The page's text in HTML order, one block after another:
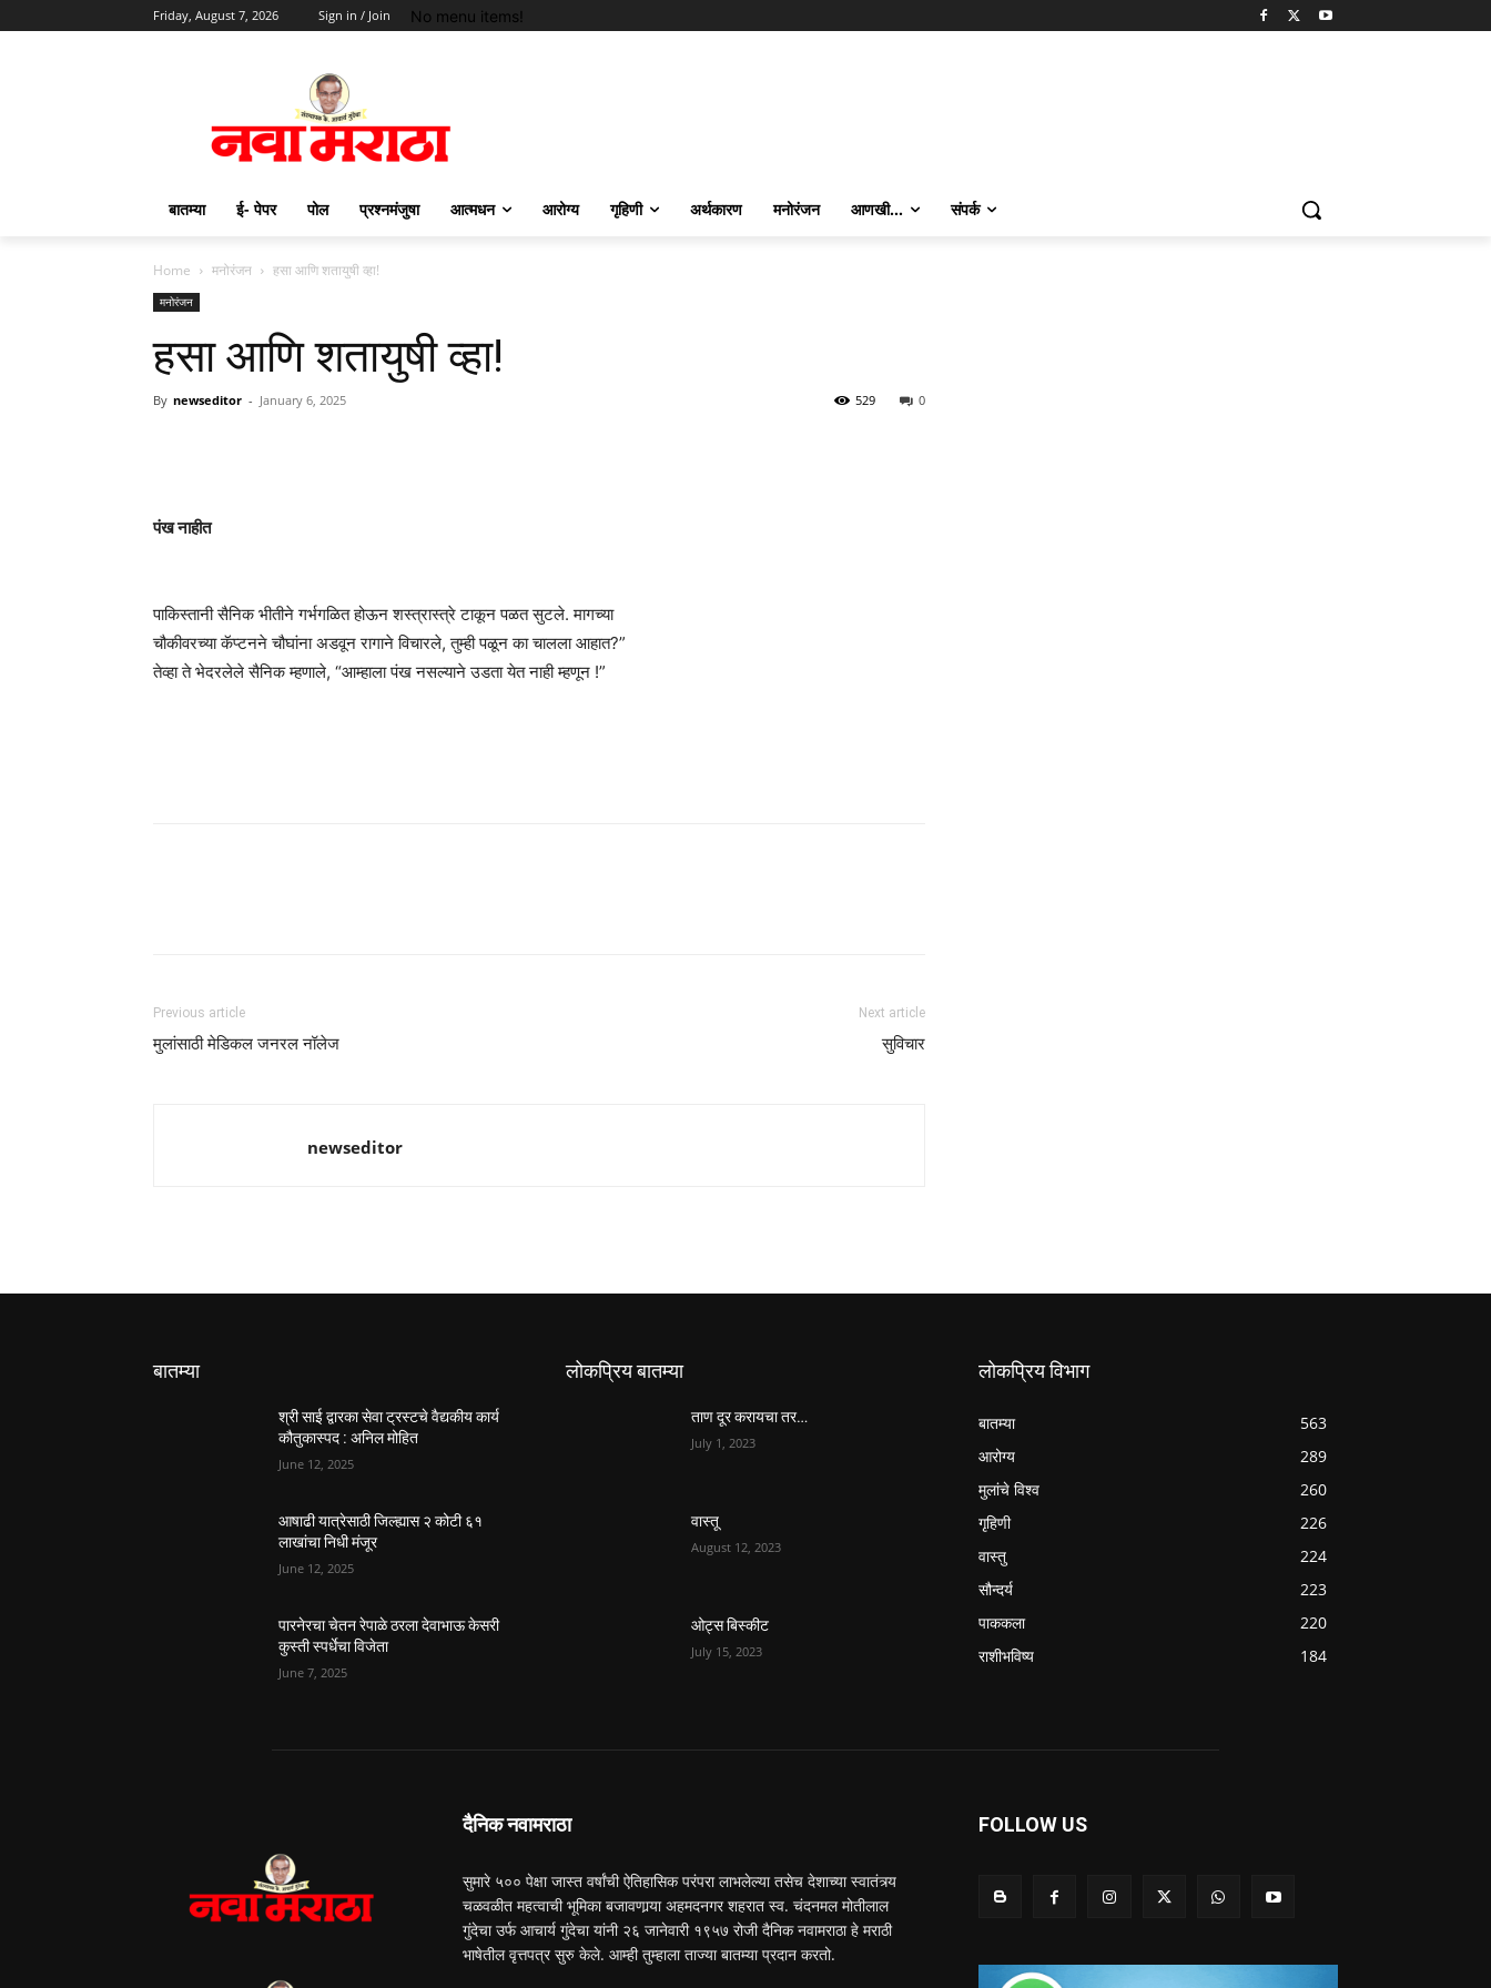
Friday, August 7, 2026 Sign in / Join No menu items!
बातम्या ई- पेपर पोल प्रश्नमंजुषा आत्मधन आरोग्य गृहिणी अर्थकारण मनोरंजन आणखी… संपर्क
Home मनोरंजन हसा आणि शतायुषी व्हा!
मनोरंजन
हसा आणि शतायुषी व्हा!
By newseditor - January 6, 2025 0
529
पंख नाहीत
पाकिस्तानी सैनिक भीतीने गर्भगळित होऊन शस्त्रास्त्रे टाकून पळत सुटले. मागच्या
चौकीवरच्या कॅप्टनने चौघांना अडवून रागाने विचारले, तुम्ही पळून का चालला आहात?”
तेव्हा ते भेदरलेले सैनिक म्हणाले, “आम्हाला पंख नसल्याने उडता येत नाही म्हणून !”
Previous article
मुलांसाठी मेडिकल जनरल नॉलेज
Next article
सुविचार
newseditor
बातम्या
श्री साई द्वारका सेवा ट्रस्टचे वैद्यकीय कार्य
कौतुकास्पद : अनिल मोहित
June 12, 2025
आषाढी यात्रेसाठी जिल्ह्यास २ कोटी ६१
लाखांचा निधी मंजूर
June 12, 2025
पारनेरचा चेतन रेपाळे ठरला देवाभाऊ केसरी
कुस्ती स्पर्धेचा विजेता
June 7, 2025
लोकप्रिय बातम्या
ताण दूर करायचा तर…
July 1, 2023
वास्तू
August 12, 2023
ओट्स बिस्कीट
July 15, 2023
लोकप्रिय विभाग
बातम्या
563
आरोग्य
289
मुलांचे विश्व
260
गृहिणी
226
वास्तु
224
सौन्दर्य
223
पाककला
220
राशीभविष्य
184
दैनिक नवामराठा
सुमारे ५०० पेक्षा जास्त वर्षांची ऐतिहासिक परंपरा लाभलेल्या तसेच देशाच्या स्वातंत्र्य
चळवळीत महत्वाची भूमिका बजावणार्‍या अहमदनगर शहरात स्व. चंदनमल मोतीलाल
गुंदेचा उर्फ आचार्य गुंदेचा यांनी २६ जानेवारी १९५७ रोजी दैनिक नवामराठा हे मराठी
भाषेतील वृत्तपत्र सुरु केले. आम्ही तुम्हाला ताज्या बातम्या प्रदान करतो.
FOLLOW US